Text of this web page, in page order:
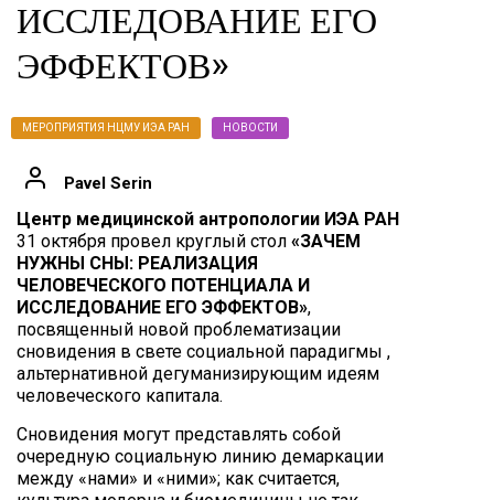
ИССЛЕДОВАНИЕ ЕГО
ЭФФЕКТОВ»
МЕРОПРИЯТИЯ НЦМУ ИЭА РАН НОВОСТИ
Pavel Serin
Центр медицинской антропологии ИЭА РАН
31 октября провел круглый стол «ЗАЧЕМ
НУЖНЫ СНЫ: РЕАЛИЗАЦИЯ
ЧЕЛОВЕЧЕСКОГО ПОТЕНЦИАЛА И
ИССЛЕДОВАНИЕ ЕГО ЭФФЕКТОВ»,
посвященный новой проблематизации
сновидения в свете социальной парадигмы ,
альтернативной дегуманизирующим идеям
человеческого капитала.
Сновидения могут представлять собой
очередную социальную линию демаркации
между «нами» и «ними»; как считается,